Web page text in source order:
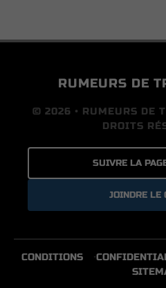
RUMEURS DE
© 2026 • RUMEURS DE
DROITS
SUIVRE LA
JOINDRE LE
CONDITIONS